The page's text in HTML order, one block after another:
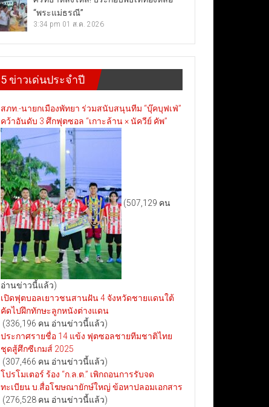
“พระแม่ธรณี”
3:34 pm 01 ส.ค. 2026
5 ข่าวเด่นประจำปี
สภท.-นายกเมืองพัทยา ร่วมสนับสนุนทีม “บุ๊คบุฟเฟ่”
คว้าอันดับ 3 ศึกฟุตซอล “เกาะล้าน × นัควีย์ คัพ”
(507,129 คน
อ่านข่าวนี้แล้ว)
เปิดฟุตบอลเยาวชนสานฝัน 4 จังหวัดชายแดนใต้
คัดไปฝึกทักษะลูกหนังต่างแดน
(336,196 คน อ่านข่าวนี้แล้ว)
ประกาศรายชื่อ 14 แข้ง ฟุตซอลชายทีมชาติไทย
ชุดสู้ศึกซีเกมส์ 2025
(307,466 คน อ่านข่าวนี้แล้ว)
โปรโมเตอร์ ร้อง “ก.ล.ต.” เพิกถอนการรับจด
ทะเบียน บ.สื่อโฆษณายักษ์ใหญ่ ข้อหาปลอมเอกสาร
(276,528 คน อ่านข่าวนี้แล้ว)